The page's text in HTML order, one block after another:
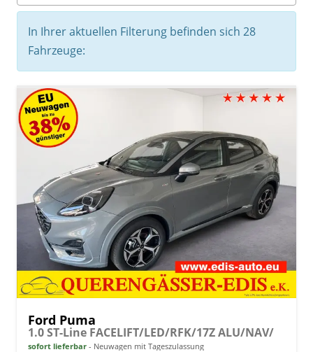
In Ihrer aktuellen Filterung befinden sich 28
Fahrzeuge:
Ford Puma
1.0 ST-Line FACELIFT/LED/RFK/17Z ALU/NAV/
sofort lieferbar Neuwagen mit Tageszulassung